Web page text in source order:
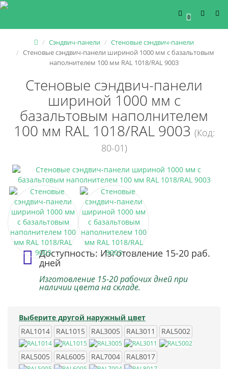
0
Сэндвич-панели
Стеновые сэндвич-панели
Стеновые сэндвич-панели шириной 1000 мм с базальтовым
наполнителем 100 мм RAL 1018/RAL 9003
Стеновые сэндвич-панели
шириной 1000 мм с
базальтовым наполнителем
100 мм RAL 1018/RAL 9003 (Код:
80-01)
Доступность: Изготовление 15-20 раб.
дней
Изготовление 15-20 рабочих дней при
наличии цвета на складе.
Выберите другой наружный цвет
RAL1014
RAL1015 RAL3005 RAL3011 RAL5002
RAL5005 RAL6005 RAL7004 RAL8017